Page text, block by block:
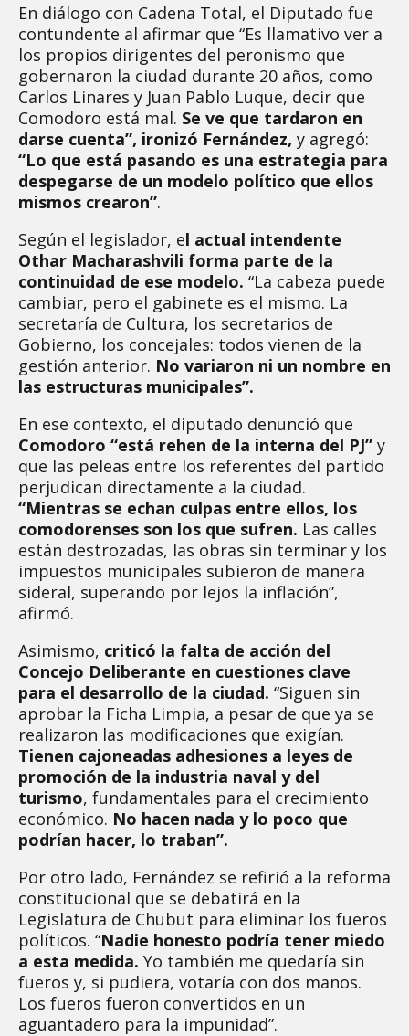
En diálogo con Cadena Total, el Diputado fue
contundente al afirmar que “Es llamativo ver a
los propios dirigentes del peronismo que
gobernaron la ciudad durante 20 años, como
Carlos Linares y Juan Pablo Luque, decir que
Comodoro está mal. Se ve que tardaron en
darse cuenta”, ironizó Fernández, y agregó:
“Lo que está pasando es una estrategia para
despegarse de un modelo político que ellos
mismos crearon”.
Según el legislador, el actual intendente
Othar Macharashvili forma parte de la
continuidad de ese modelo. “La cabeza puede
cambiar, pero el gabinete es el mismo. La
secretaría de Cultura, los secretarios de
Gobierno, los concejales: todos vienen de la
gestión anterior. No variaron ni un nombre en
las estructuras municipales”.
En ese contexto, el diputado denunció que
Comodoro “está rehen de la interna del PJ” y
que las peleas entre los referentes del partido
perjudican directamente a la ciudad.
“Mientras se echan culpas entre ellos, los
comodorenses son los que sufren. Las calles
están destrozadas, las obras sin terminar y los
impuestos municipales subieron de manera
sideral, superando por lejos la inflación”,
afirmó.
Asimismo, criticó la falta de acción del
Concejo Deliberante en cuestiones clave
para el desarrollo de la ciudad. “Siguen sin
aprobar la Ficha Limpia, a pesar de que ya se
realizaron las modificaciones que exigían.
Tienen cajoneadas adhesiones a leyes de
promoción de la industria naval y del
turismo, fundamentales para el crecimiento
económico. No hacen nada y lo poco que
podrían hacer, lo traban”.
Por otro lado, Fernández se refirió a la reforma
constitucional que se debatirá en la
Legislatura de Chubut para eliminar los fueros
políticos. “Nadie honesto podría tener miedo
a esta medida. Yo también me quedaría sin
fueros y, si pudiera, votaría con dos manos.
Los fueros fueron convertidos en un
aguantadero para la impunidad”.